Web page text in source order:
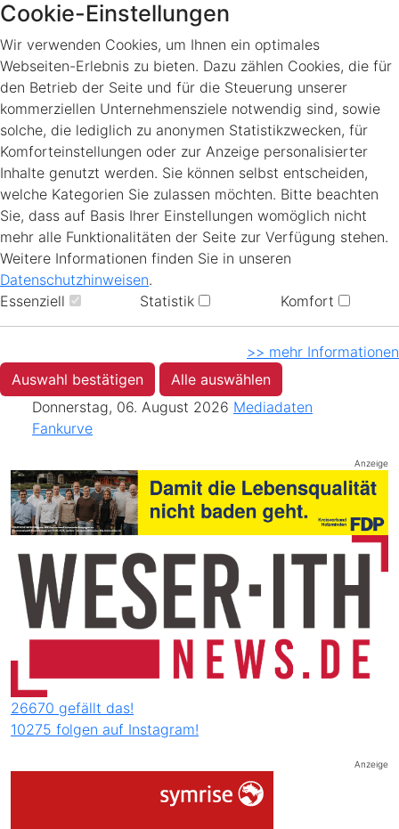
Cookie-Einstellungen
Wir verwenden Cookies, um Ihnen ein optimales
Webseiten-Erlebnis zu bieten. Dazu zählen Cookies, die für
den Betrieb der Seite und für die Steuerung unserer
kommerziellen Unternehmensziele notwendig sind, sowie
solche, die lediglich zu anonymen Statistikzwecken, für
Komforteinstellungen oder zur Anzeige personalisierter
Inhalte genutzt werden. Sie können selbst entscheiden,
welche Kategorien Sie zulassen möchten. Bitte beachten
Sie, dass auf Basis Ihrer Einstellungen womöglich nicht
mehr alle Funktionalitäten der Seite zur Verfügung stehen.
Weitere Informationen finden Sie in unseren
Datenschutzhinweisen.
Essenziell
Statistik Komfort
>> mehr Informationen
Auswahl bestätigen
Alle auswählen
Donnerstag, 06. August 2026 Mediadaten
Fankurve
Anzeige
26670 gefällt das!
10275 folgen auf Instagram!
Anzeige